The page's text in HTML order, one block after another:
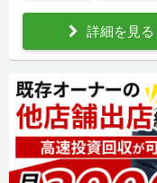
詳細を見る